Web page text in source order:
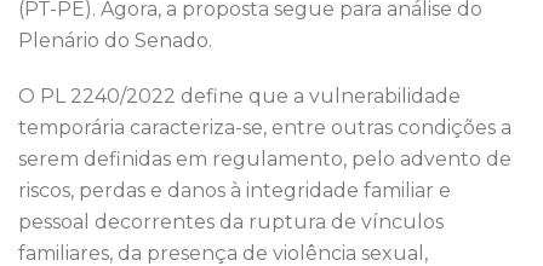
(PT-PE). Agora, a proposta segue para análise do
Plenário do Senado.
O PL 2240/2022 define que a vulnerabilidade
temporária caracteriza-se, entre outras condições a
serem definidas em regulamento, pelo advento de
riscos, perdas e danos à integridade familiar e
pessoal decorrentes da ruptura de vínculos
familiares, da presença de violência sexual,